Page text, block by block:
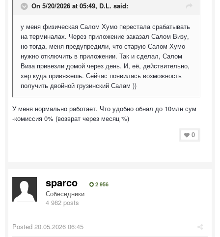
On 5/20/2026 at 05:49, D.L. said:
у меня физическая Салом Хумо перестала срабатывать
на терминалах. Через приложение заказал Салом Визу,
но тогда, меня предупредили, что старую Салом Хумо
нужно отключить в приложении. Так и сделал, Салом
Виза привезли домой через день. И, её, действительно,
хер куда привяжешь. Сейчас появилась возможность
получить двойной грузинский Салам ))
У меня нормально работает. Что удобно обнал до 10млн сум
-комиссия 0% (возврат через месяц %)
0
sparco 2 956
Собеседники
4 982 posts
Posted 20.05.2026 06:45